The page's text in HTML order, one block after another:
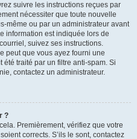
suivre les instructions reçues par
nécessiter que toute nouvelle
même ou par un administrateur avant
information est indiquée lors de
suivez ses instructions.
peut que vous ayez fourni une
traité par un filtre anti-spam. Si
contactez un administrateur.
?
Premièrement, vérifiez que votre
corrects. S’ils le sont, contactez